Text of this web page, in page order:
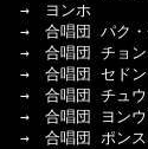
ヨンホ
　合唱団 パク・
合唱団 チョン・
　合唱団 セドン
唱団 チュウォ
合唱団 ヨンウ
唱団 ポンス